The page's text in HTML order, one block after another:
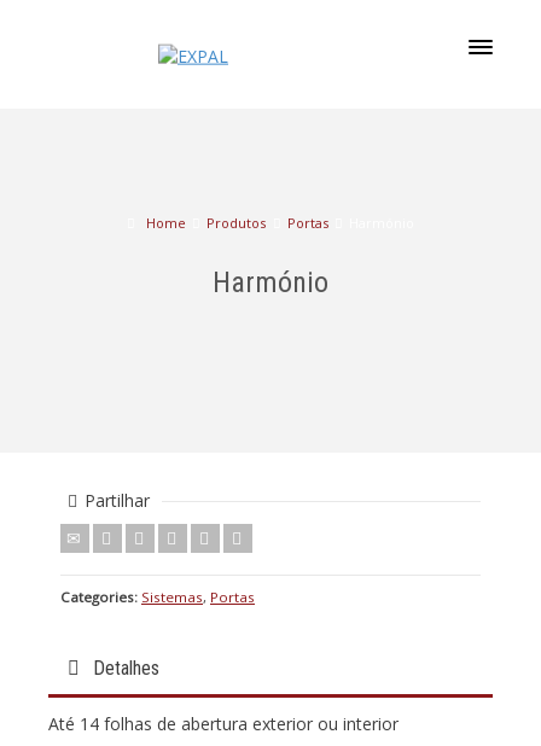
Home Produtos Portas
Harmónio
Partilhar
Categories: Sistemas, Portas
Detalhes
Até 14 folhas de abertura exterior ou interior